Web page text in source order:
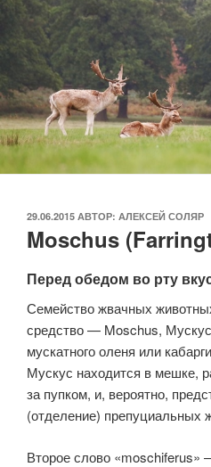
ОПУБЛИКОВАНО
29.06.2015 АВТОР: АЛЕКСЕЙ СОЛЯР
Moschus
Перед обедом во рту
Семейство жвачных
средство — Moschus,
мускатного оленя или
Мускус находится в мешке,
за пупком, и, вероятно,
(отделение) препуциальных
Второе слово «moschiferus»